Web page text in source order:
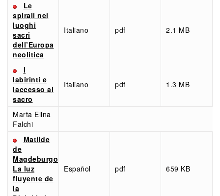
Le
spirali nei
luoghi
sacri
dell’Europa
neolitica
Italiano pdf 2.1 MB
I
labirinti e
laccesso al
sacro
Italiano pdf 1.3 MB
Marta Elina
Falchi
Matilde
de
Magdeburgo
La luz
fluyente de
la
Español pdf 659 KB